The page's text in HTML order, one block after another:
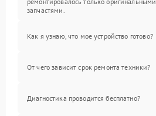
запчастями.
Как я узнаю, что мое устройство готово?
От чего зависит срок ремонта техники?
Диагностика проводится бесплатно?